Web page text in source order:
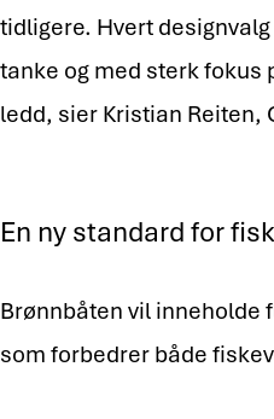
tidligere. Hvert
tanke og med sterk fokus
ledd, sier Kristian Reiten,
En ny standard for
Brønnbåten vil inneholde
som forbedrer både